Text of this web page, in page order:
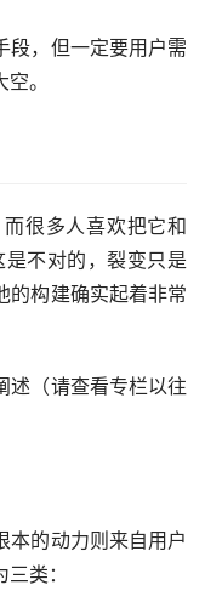
段，但一定要用户需
。
很多人喜欢把它和
是不对的，裂变只是
的构建确实起着非常
述（请查看专栏以往
本的动力则来自用户
类：